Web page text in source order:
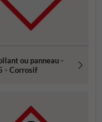
ou panneau -
- Corrosif